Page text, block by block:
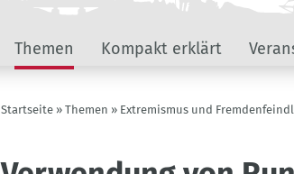
Hauptnavigation
Themen Kompakt erklärt
Pfadnavigation
Startseite Themen Extremismus und